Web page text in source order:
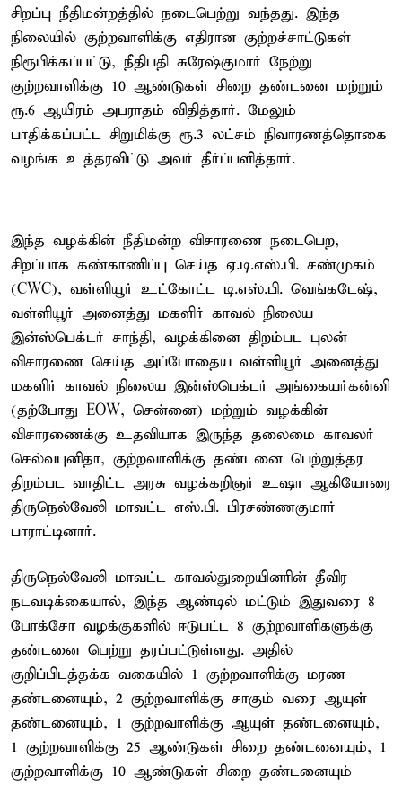
சிறப்பு நீதிமன்றத்தில் நடைபெற்று வந்தது. இந்த
நிலையில் குற்றவாளிக்கு எதிரான குற்றச்சாட்டுகள்
நிரூபிக்கப்பட்டு, நீதிபதி சுரேஷ்குமார் நேற்று
குற்றவாளிக்கு 10 ஆண்டுகள் சிறை தண்டனை மற்றும்
ரூ.6 ஆயிரம் அபராதம் விதித்தார். மேலும்
பாதிக்கப்பட்ட சிறுமிக்கு ரூ.3 லட்சம் நிவாரணத்தொகை
வழங்க உத்தரவிட்டு அவர் தீர்ப்பளித்தார்.
இந்த வழக்கின் நீதிமன்ற விசாரணை நடைபெற,
சிறப்பாக கண்காணிப்பு செய்த ஏ.டி.எஸ்.பி. சண்முகம்
(CWC), வள்ளியூர் உட்கோட்ட டி.எஸ்.பி. வெங்கடேஷ்,
வள்ளியூர் அனைத்து மகளிர் காவல் நிலைய
இன்ஸ்பெக்டர் சாந்தி, வழக்கினை திறம்பட புலன்
விசாரணை செய்த அப்போதைய வள்ளியூர் அனைத்து
மகளிர் காவல் நிலைய இன்ஸ்பெக்டர் அங்கையர்கன்னி
(தற்போது EOW, சென்னை) மற்றும் வழக்கின்
விசாரணைக்கு உதவியாக இருந்த தலைமை காவலர்
செல்வபுனிதா, குற்றவாளிக்கு தண்டனை பெற்றுத்தர
திறம்பட வாதிட்ட அரசு வழக்கறிஞர் உஷா ஆகியோரை
திருநெல்வேலி மாவட்ட எஸ்.பி. பிரசண்ணகுமார்
பாராட்டினார்.
திருநெல்வேலி மாவட்ட காவல்துறையினரின் தீவிர
நடவடிக்கையால், இந்த ஆண்டில் மட்டும் இதுவரை 8
போக்சோ வழக்குகளில் ஈடுபட்ட 8 குற்றவாளிகளுக்கு
தண்டனை பெற்று தரப்பட்டுள்ளது. அதில்
குறிப்பிடத்தக்க வகையில் 1 குற்றவாளிக்கு மரண
தண்டனையும், 2 குற்றவாளிக்கு சாகும் வரை ஆயுள்
தண்டனையும், 1 குற்றவாளிக்கு ஆயுள் தண்டனையும்,
1 குற்றவாளிக்கு 25 ஆண்டுகள் சிறை தண்டனையும், 1
குற்றவாளிக்கு 10 ஆண்டுகள் சிறை தண்டனையும்